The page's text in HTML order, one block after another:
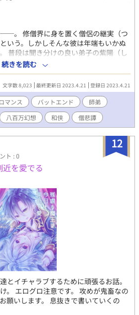
。 修僧界に身を置く僧侶の継実（つ
いう。しかしそんな彼は年端もいかぬ
普段は聞き分けの良い弟子の紫陽（し
に控え浮足立っていた。 修僧界の風習
着を贈るというものがあった。 まだ幼
は果たして晴れ着か、ひっそりと佇む
た師匠の慚愧心か。 子供嫌いの僧侶は
風ぐるまの回る音だけが、寂れた僧堂
としても────。 ※残虐な描写あり
続きを読む
文字数 8,023 最終更新日 2023.4.21 登録日 2023.4.21
マンス バットエンド
師弟
八百万幻想 和侠 僧悲譚
12
ト : 0
を愛でる
とイチャラブするために頑張るお話。
。 エログロ注意です。 攻めが鬼畜なの
願いします。 息抜きで書いていくの